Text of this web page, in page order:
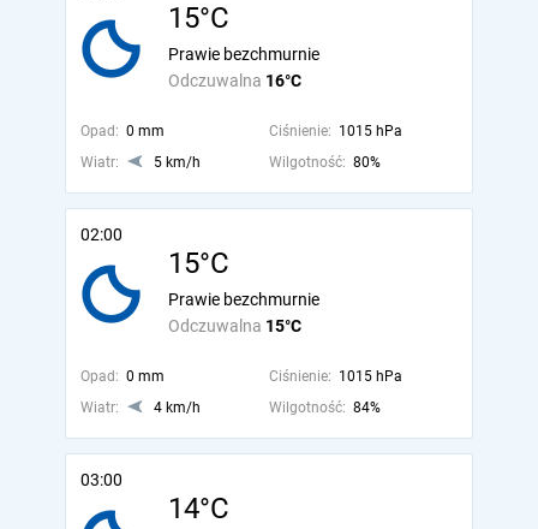
15°C
Odczuwalna 16°C
Prawie bezchmurnie
Opad: 0 mm Ciśnienie: 1015 hPa
Wiatr:
5 km/h Wilgotność: 80%
02:00
15°C
Odczuwalna 15°C
Prawie bezchmurnie
Opad: 0 mm Ciśnienie: 1015 hPa
Wiatr:
4 km/h Wilgotność: 84%
03:00
14°C